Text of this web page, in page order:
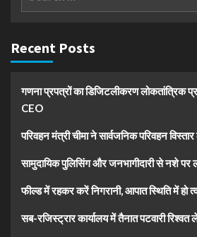
Recent Posts
गणना प्रपत्रों का डिजिटलीकरण लोकतांत्रिक
CEO
परिवहन मंत्री चीमा ने सार्वजनिक परिवहन
सामुदायिक पुलिसिंग और जनभागीदारी से नशे पर
फील्ड में रहकर करें निगरानी, आपात स्थिति में हो
सब-रजिस्ट्रार कार्यालय में तैनात पटवारी रिश्वत